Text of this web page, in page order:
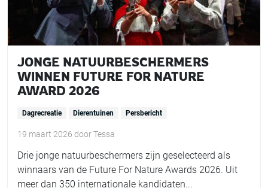
JONGE NATUURBESCHERMERS
WINNEN FUTURE FOR NATURE
AWARD 2026
Dagrecreatie Dierentuinen Persbericht
19 maart 2026 doorTessa
Drie jonge natuurbeschermers zijn geselecteerd als
winnaars van de Future For Nature Awards 2026. Uit
meer dan 350 internationale kandidaten...